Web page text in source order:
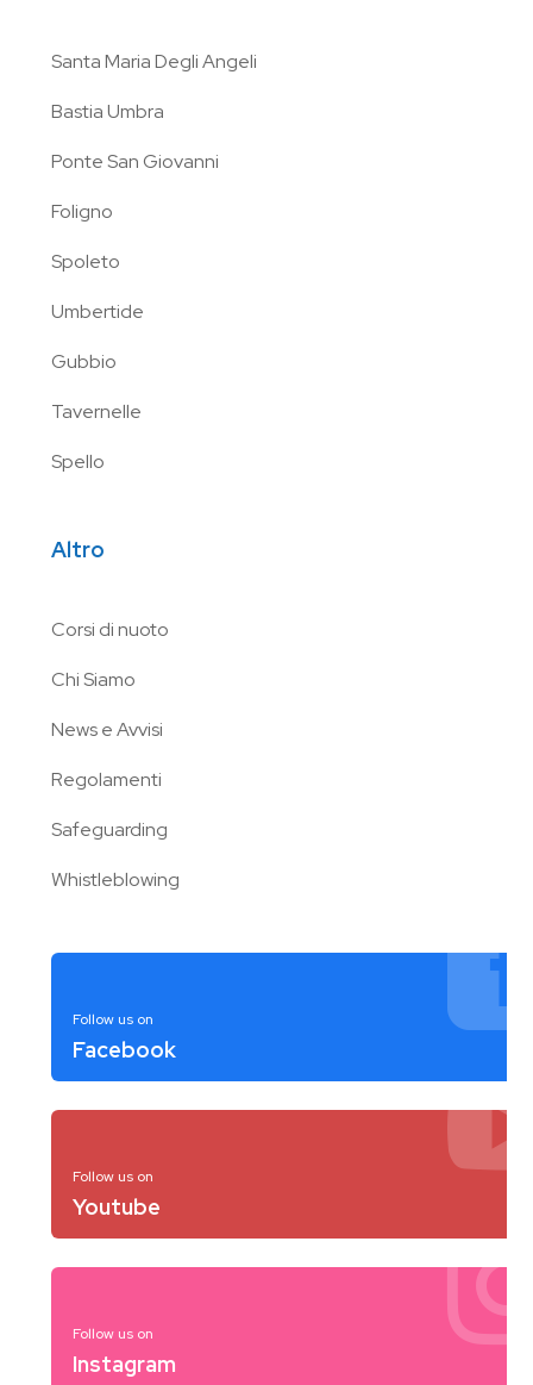
Santa Maria Degli Angeli
Bastia Umbra
Ponte San Giovanni
Foligno
Spoleto
Umbertide
Gubbio
Tavernelle
Spello
Altro
Corsi di nuoto
Chi Siamo
News e Avvisi
Regolamenti
Safeguarding
Whistleblowing
Follow us on
Facebook
Follow us on
Youtube
Follow us on
Instagram